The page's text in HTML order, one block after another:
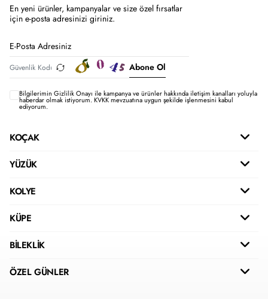
En yeni ürünler, kampanyalar ve size özel fırsatlar
için e-posta adresinizi giriniz.
Abone Ol
Bilgilerimin Gizlilik Onayı ile kampanya ve ürünler hakkında iletişim kanalları yoluyla
haberdar olmak istiyorum.KVKK mevzuatına uygun şekilde işlenmesini kabul
ediyorum.
KOÇAK
YÜZÜK
KOLYE
KÜPE
BİLEKLİK
ÖZEL GÜNLER